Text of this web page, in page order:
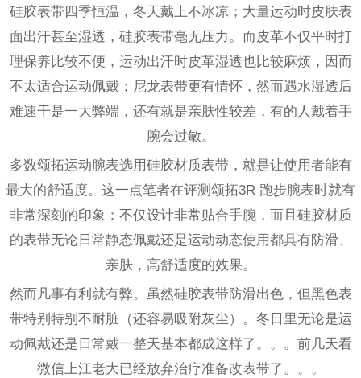
硅胶表带四季恒温，冬天戴上不冰凉；大量运动时皮肤表
面出汗甚至湿透，硅胶表带毫无压力。而皮革不仅平时打
理保养比较不便，运动出汗时皮革湿透也比较麻烦，因而
不太适合运动佩戴；尼龙表带更有情怀，然而遇水湿透后
难速干是一大弊端，还有就是亲肤性较差，有的人戴着手
腕会过敏。
多数颂拓运动腕表选用硅胶材质表带，就是让使用者能有
最大的舒适度。这一点笔者在评测颂拓3R 跑步腕表时就有
非常深刻的印象：不仅设计非常贴合手腕，而且硅胶材质
的表带无论日常静态佩戴还是运动动态使用都具有防滑、
亲肤，高舒适度的效果。
然而凡事有利就有弊。虽然硅胶表带防滑出色，但黑色表
带特别特别不耐脏（还容易吸附灰尘）。冬日里无论是运
动佩戴还是日常戴一整天基本都成这样了。。。前几天看
微信上江老大已经放弃治疗准备改表带了。。。